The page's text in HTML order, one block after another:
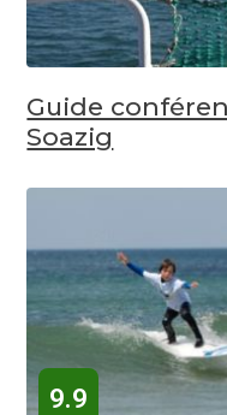
Guide
Soazig
9.9